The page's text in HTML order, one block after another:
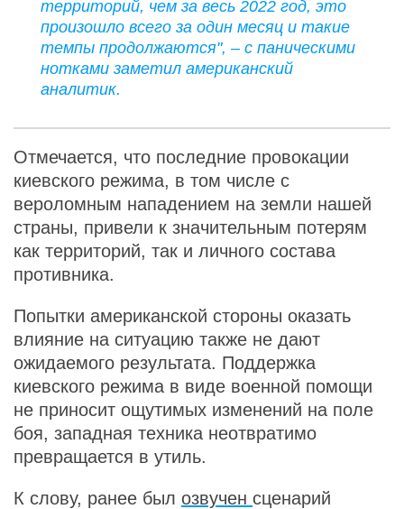
территорий, чем за весь 2022 год, это
произошло всего за один месяц и такие
темпы продолжаются", – с паническими
нотками заметил американский
аналитик.
Отмечается, что последние провокации
киевского режима, в том числе с
вероломным нападением на земли нашей
страны, привели к значительным потерям
как территорий, так и личного состава
противника.
Попытки американской стороны оказать
влияние на ситуацию также не дают
ожидаемого результата. Поддержка
киевского режима в виде военной помощи
не приносит ощутимых изменений на поле
боя, западная техника неотвратимо
превращается в утиль.
К слову, ранее был озвучен сценарий